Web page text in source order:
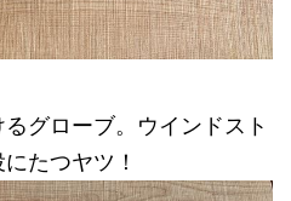
グローブ。ウインドスト
たつヤツ！